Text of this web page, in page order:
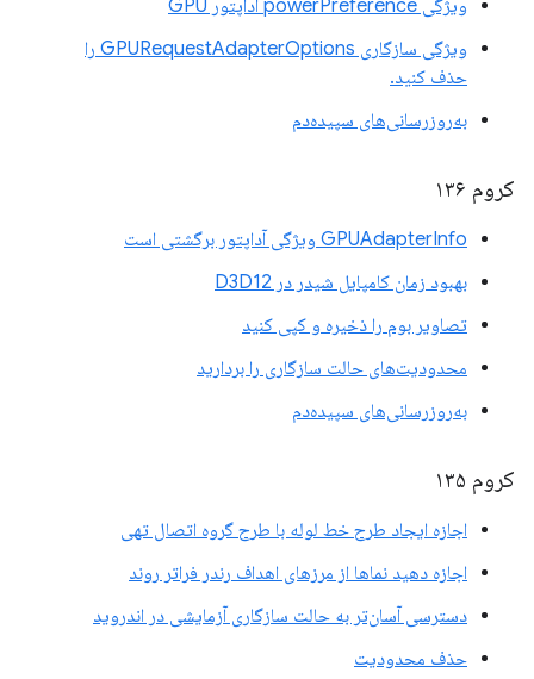
ویژگی powerPreference آداپتور GPU
ویژگی سازگاری GPURequestAdapterOptions را
حذف کنید.
به‌روزرسانی‌های سپیده‌دم
کروم ۱۳۶
GPUAdapterInfo ویژگی آداپتور برگشتی است
بهبود زمان کامپایل شیدر در D3D12
تصاویر بوم را ذخیره و کپی کنید
محدودیت‌های حالت سازگاری را بردارید
به‌روزرسانی‌های سپیده‌دم
کروم ۱۳۵
اجازه ایجاد طرح خط لوله با طرح گروه اتصال تهی
اجازه دهید نماها از مرزهای اهداف رندر فراتر روند
دسترسی آسان‌تر به حالت سازگاری آزمایشی در اندروید
حذف محدودیت